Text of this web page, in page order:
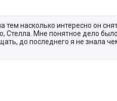
насколько интересно он
Стелла. Мне понятное дело
до последнего я не знала